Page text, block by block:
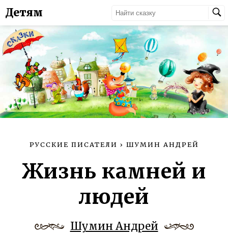
Детям
РУССКИЕ ПИСАТЕЛИ › ШУМИН АНДРЕЙ
Жизнь камней и
людей
Шумин Андрей